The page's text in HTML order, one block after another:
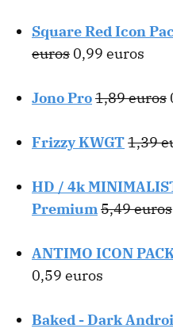
Square Red Icon
euros 0,99 euros
Jono Pro1,89 euros
Frizzy KWGT1,39
HD / 4k
Premium5,49 euros
ANTIMO ICON
0,59 euros
Baked - Dark